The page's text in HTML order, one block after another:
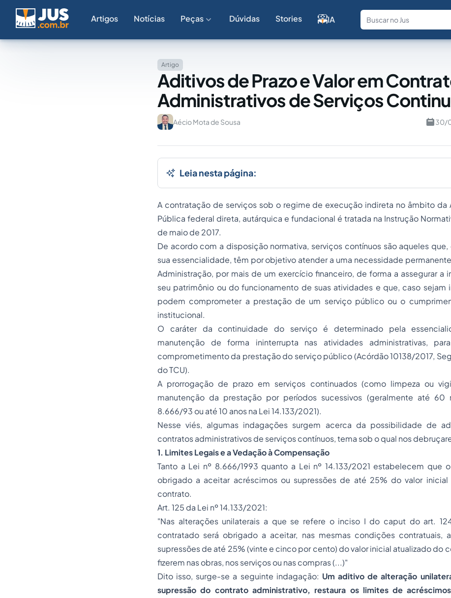
Artigos Notícias Peças Dúvidas Stories IA
Fale com a IA
Artigo
Aditivos de Prazo e Valor em
Administrativos de Serviços
Aécio Mota de Sousa 30/
Leia nesta página:
A contratação de serviços sob o regime de execução indireta no âmbito da
Pública federal direta, autárquica e fundacional é tratada na Instrução
de maio de 2017.
De acordo com a disposição normativa, serviços contínuos são aqueles
sua essencialidade, têm por objetivo atender a uma necessidade
Administração, por mais de um exercício financeiro, de forma a assegurar a
seu patrimônio ou do funcionamento de suas atividades e que, caso sejam
podem comprometer a prestação de um serviço público ou o
institucional.
O caráter da continuidade do serviço é determinado pela
manutenção de forma ininterrupta nas atividades administrativas,
comprometimento da prestação do serviço público (Acórdão 10138/2017,
do TCU).
A prorrogação de prazo em serviços continuados (como limpeza ou
manutenção da prestação por períodos sucessivos (geralmente até 60
8.666/93 ou até 10 anos na Lei 14.133/2021).
Nesse viés, algumas indagações surgem acerca da possibilidade de
contratos administrativos de serviços contínuos, tema sob o qual nos
1. Limites Legais e a Vedação à Compensação
Tanto a Lei nº 8.666/1993 quanto a Lei nº 14.133/2021 estabelecem que
obrigado a aceitar acréscimos ou supressões de até 25% do valor inicial
contrato.
Art. 125 da Lei nº 14.133/2021:
"Nas alterações unilaterais a que se refere o inciso I do caput do art.
contratado será obrigado a aceitar, nas mesmas condições contratuais,
supressões de até 25% (vinte e cinco por cento) do valor inicial atualizado do
fizerem nas obras, nos serviços ou nas compras (...)"
Dito isso, surge-se a seguinte indagação: Um aditivo de alteração
supressão do contrato administrativo, restaura os limites de